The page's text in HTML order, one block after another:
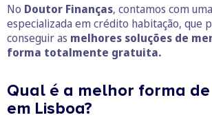
No Doutor Finanças, contamos com
especializada em crédito habitação, que
conseguir as melhores soluções de
forma totalmente gratuita.
Qual é a melhor forma
em Lisboa?